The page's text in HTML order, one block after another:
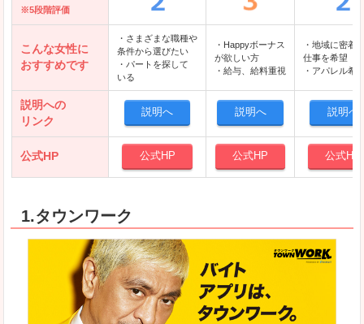
※5段階評価
こんな女性に
おすすめです
・さまざまな職種や
条件から選びたい
・パートを探して
いる
・Happyボーナス
が欲しい方
・給与、給料重視
・地域に密着
仕事を希望
・アパレル希
説明への
リンク
説明へ 説明へ 説明へ
公式HP 公式HP 公式HP 公式HP
1.タウンワーク